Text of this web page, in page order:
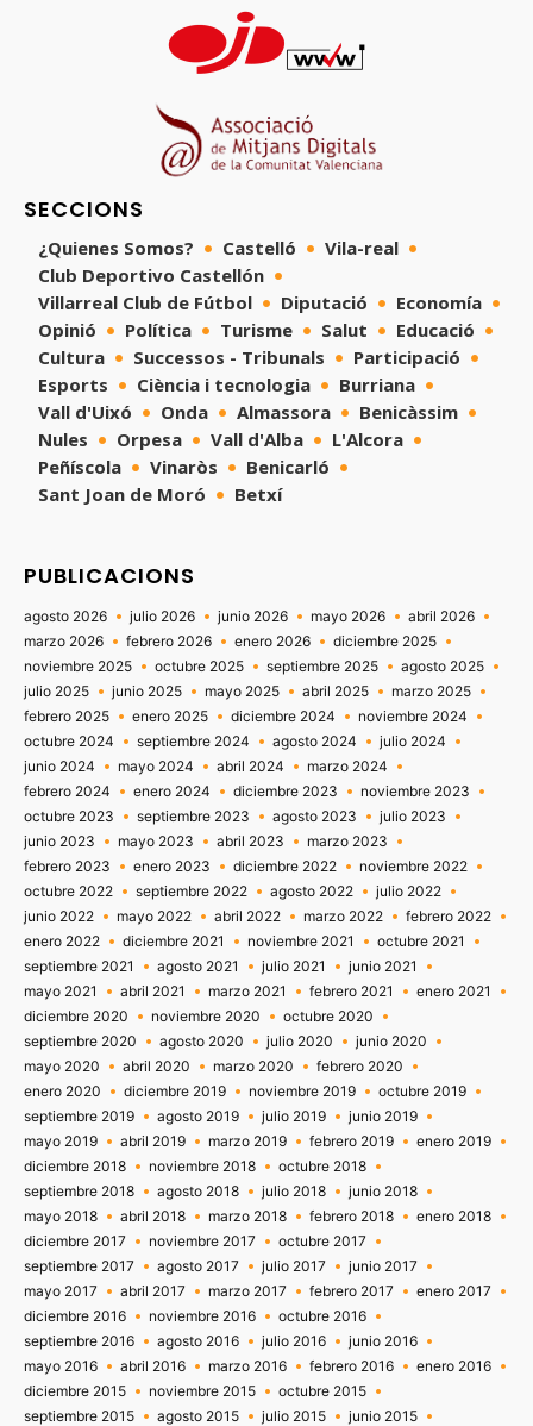
SECCIONS
¿Quienes Somos? Castelló
Vila-real
Club Deportivo Castellón
Villarreal Club de Fútbol
Diputació
Economía
Opinió
Política Turisme Salut
Educació
Cultura
Successos - Tribunals
Participació
Esports
Ciència i tecnologia
Burriana
Vall d'Uixó
Onda Almassora
Benicàssim
Nules
Orpesa Vall d'Alba
L'Alcora
Peñíscola
Vinaròs
Benicarló
Sant Joan de Moró
Betxí
PUBLICACIONS
agosto 2026 julio 2026 junio 2026 mayo 2026
abril 2026
marzo 2026
febrero 2026 enero 2026
diciembre 2025
noviembre 2025
octubre 2025 septiembre 2025
agosto 2025
julio 2025
junio 2025 mayo 2025 abril 2025
marzo 2025
febrero 2025
enero 2025 diciembre 2024
noviembre 2024
octubre 2024
septiembre 2024 agosto 2024
julio 2024
junio 2024
mayo 2024 abril 2024
marzo 2024
febrero 2024
enero 2024 diciembre 2023
noviembre 2023
octubre 2023
septiembre 2023 agosto 2023
julio 2023
junio 2023
mayo 2023 abril 2023
marzo 2023
febrero 2023
enero 2023 diciembre 2022
noviembre 2022
octubre 2022
septiembre 2022 agosto 2022
julio 2022
junio 2022
mayo 2022 abril 2022 marzo 2022
febrero 2022
enero 2022
diciembre 2021 noviembre 2021
octubre 2021
septiembre 2021
agosto 2021 julio 2021
junio 2021
mayo 2021
abril 2021 marzo 2021 febrero 2021
enero 2021
diciembre 2020
noviembre 2020
octubre 2020
septiembre 2020
agosto 2020 julio 2020
junio 2020
mayo 2020
abril 2020 marzo 2020
febrero 2020
enero 2020
diciembre 2019 noviembre 2019
octubre 2019
septiembre 2019
agosto 2019 julio 2019
junio 2019
mayo 2019
abril 2019 marzo 2019 febrero 2019
enero 2019
diciembre 2018
noviembre 2018
octubre 2018
septiembre 2018
agosto 2018 julio 2018
junio 2018
mayo 2018
abril 2018 marzo 2018 febrero 2018
enero 2018
diciembre 2017
noviembre 2017
octubre 2017
septiembre 2017
agosto 2017 julio 2017
junio 2017
mayo 2017
abril 2017 marzo 2017 febrero 2017
enero 2017
diciembre 2016
noviembre 2016
octubre 2016
septiembre 2016
agosto 2016 julio 2016
junio 2016
mayo 2016
abril 2016 marzo 2016 febrero 2016
enero 2016
diciembre 2015
noviembre 2015
octubre 2015
septiembre 2015
agosto 2015 julio 2015 junio 2015